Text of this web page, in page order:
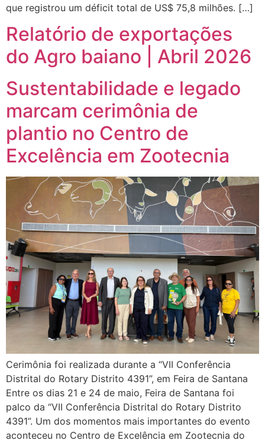
que registrou um déficit total de US$ 75,8 milhões. […]
Relatório de exportações
do Agro baiano | Abril 2026
Sustentabilidade e legado
marcam cerimônia de
plantio no Centro de
Excelência em Zootecnia
Cerimônia foi realizada durante a “VII Conferência
Distrital do Rotary Distrito 4391”, em Feira de Santana
Entre os dias 21 e 24 de maio, Feira de Santana foi
palco da “VII Conferência Distrital do Rotary Distrito
4391”. Um dos momentos mais importantes do evento
aconteceu no Centro de Excelência em Zootecnia do